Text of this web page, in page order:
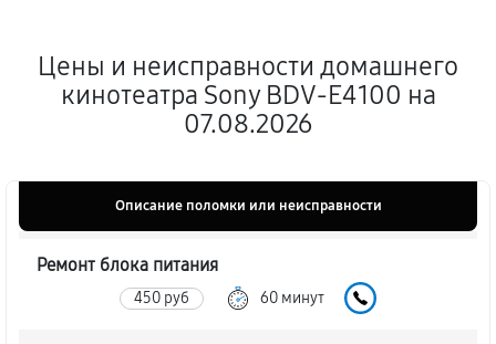
Цены и неисправности домашнего
кинотеатра Sony BDV-E4100 на
07.08.2026
Описание поломки или неисправности
Ремонт блока питания
450 руб 60 минут